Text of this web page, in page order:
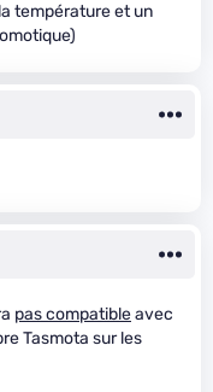
température et un
pas compatibleavec
Tasmota sur les